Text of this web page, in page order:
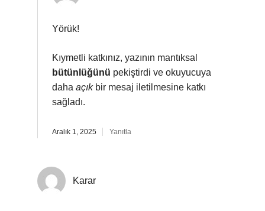
Yörük!
Kıymetli katkınız, yazının mantıksal
bütünlüğünü pekiştirdi ve okuyucuya
daha açıkbir mesaj iletilmesine katkı
sağladı.
Aralık 1, 2025 Yanıtla
Karar